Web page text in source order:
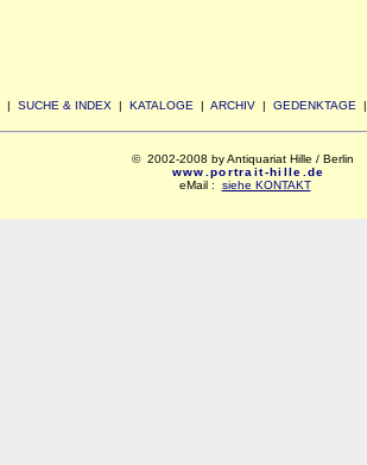
| SUCHE & INDEX | KATALOGE | ARCHIV | GEDENKTAGE
© 2002-2008 by Antiquariat Hille / Berlin
www.portrait-hille.de
eMail : siehe KONTAKT